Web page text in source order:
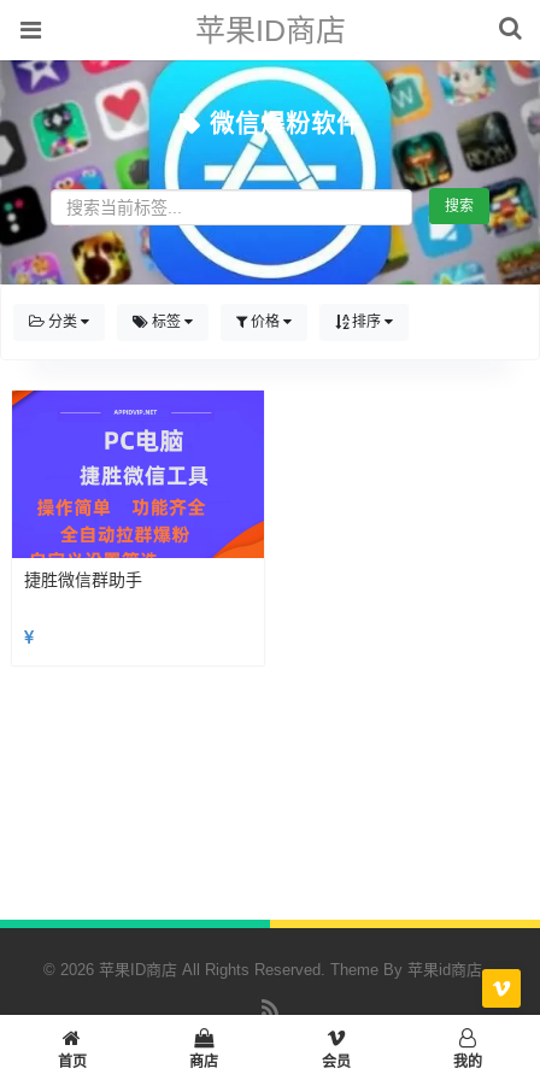
苹果ID商店
微信爆粉软件
搜索
分类 标签 价格 排序
捷胜微信群助手
© 2026 苹果ID商店 All Rights Reserved. Theme By 苹果id商店
首页 商店 会员 我的